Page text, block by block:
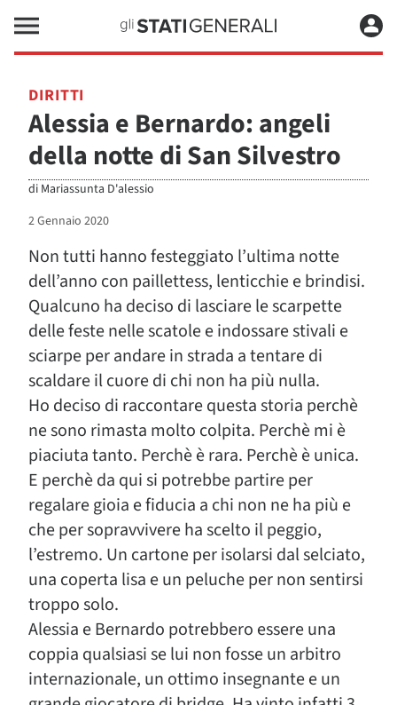
DIRITTI
Alessia e Bernardo: angeli
della notte di San Silvestro
di Mariassunta D'alessio
2 Gennaio 2020
Non tutti hanno festeggiato l’ultima notte
dell’anno con paillettess, lenticchie e brindisi.
Qualcuno ha deciso di lasciare le scarpette
delle feste nelle scatole e indossare stivali e
sciarpe per andare in strada a tentare di
scaldare il cuore di chi non ha più nulla.
Ho deciso di raccontare questa storia perchè
ne sono rimasta molto colpita. Perchè mi è
piaciuta tanto. Perchè è rara. Perchè è unica.
E perchè da qui si potrebbe partire per
regalare gioia e fiducia a chi non ne ha più e
che per sopravvivere ha scelto il peggio,
l’estremo. Un cartone per isolarsi dal selciato,
una coperta lisa e un peluche per non sentirsi
troppo solo.
Alessia e Bernardo potrebbero essere una
coppia qualsiasi se lui non fosse un arbitro
internazionale, un ottimo insegnante e un